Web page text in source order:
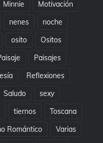
Minnie
Motivación
nenes
noche
osito
Ositos
Paisajes
Reflexiones
Saludo
sexy
tiernos
Toscana
Romántico
Varias